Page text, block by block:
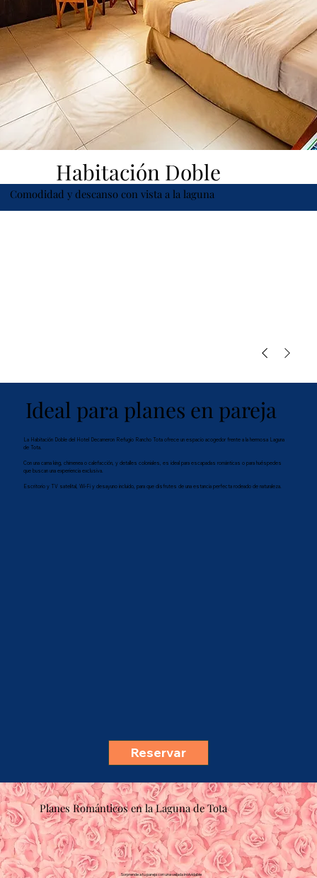
Habitación Doble
Comodidad y descanso con vista a la laguna
Planes Románticos en la Laguna de Tota
Sorprende a tu pareja con una velada inolvidable
Reservar
La Habitación Doble del Hotel Decameron Refugio Rancho Tota ofrece un espacio acogedor frente a la hermosa Laguna
de Tota.
Con una cama king, chimenea o calefacción, y detalles coloniales, es ideal para escapadas románticas o para huéspedes
que buscan una experiencia exclusiva.
Escritorio y TV satelital, Wi-Fi y desayuno incluido, para que disfrutes de una estancia perfecta rodeado de naturaleza.​
Ideal para planes en pareja